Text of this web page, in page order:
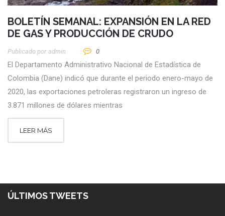
BOLETÍN SEMANAL: EXPANSIÓN EN LA RED
DE GAS Y PRODUCCIÓN DE CRUDO
Publicado por Admin 0
El Departamento Administrativo Nacional de Estadística de
Colombia (Dane) indicó que durante el periodo enero-mayo de
2020, las exportaciones petroleras registraron un ingreso de
3.871 millones de dólares mientras
LEER MÁS
ÚLTIMOS TWEETS